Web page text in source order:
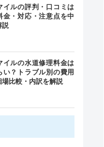
イルの評判・口コミは
金・対応・注意点を中
説
イルの水道修理料金は
い？トラブル別の費用
場比較・内訳を解説